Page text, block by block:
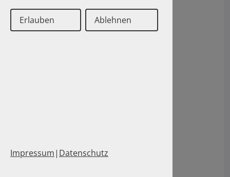
Apothekerkammer Berlin
www.apothekerkammer.de
Erlauben Ablehnen
Impressum| Datenschutz